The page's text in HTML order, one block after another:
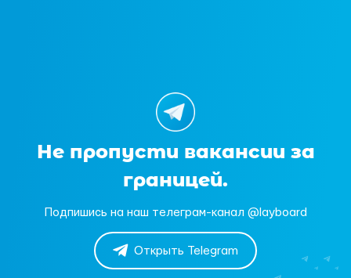
Не пропусти вакансии за
границей.
Подпишись на наш телеграм-канал @layboard
Открыть Telegram